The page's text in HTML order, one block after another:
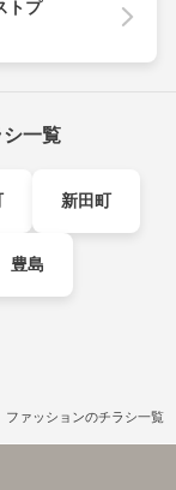
トプ
一覧
新田町
豊島
ファッションのチラシ一覧